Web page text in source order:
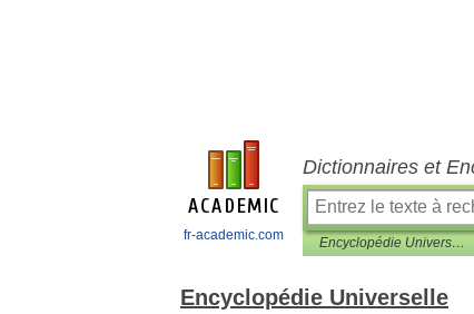
fr-academic.com
Dictionnaires et
Encyclopédie Universelle
Encyclopédie Universelle